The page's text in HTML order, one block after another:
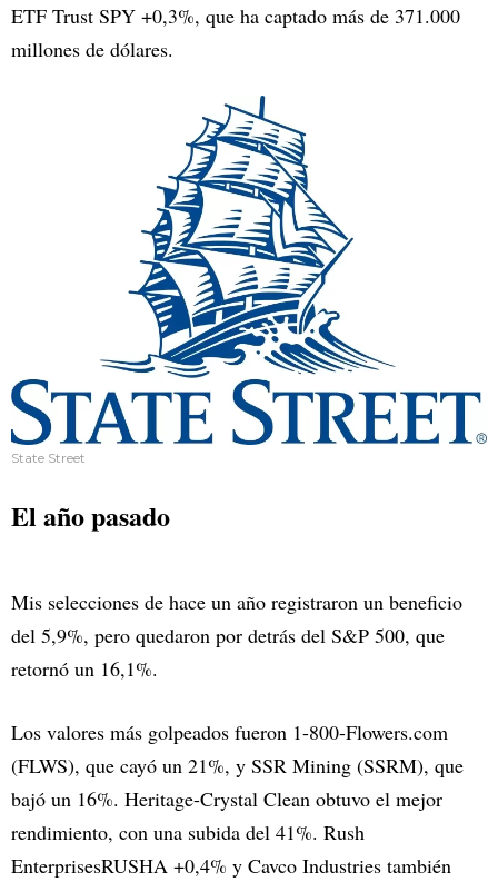
ETF Trust SPY +0,3%, que ha captado más de 371.000
millones de dólares.
State Street
El año pasado
Mis selecciones de hace un año registraron un beneficio
del 5,9%, pero quedaron por detrás del S&P 500, que
retornó un 16,1%.
Los valores más golpeados fueron 1-800-Flowers.com
(FLWS), que cayó un 21%, y SSR Mining (SSRM), que
bajó un 16%. Heritage-Crystal Clean obtuvo el mejor
rendimiento, con una subida del 41%. Rush
EnterprisesRUSHA +0,4% y Cavco Industries también